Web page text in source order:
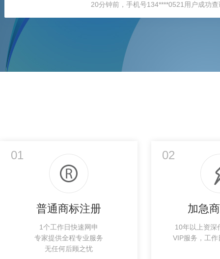
20分钟前，手机号134****0521用户成功
30分钟前，手机号150****7086用户成功
50分钟前，手机号134****0521用户成功
01
普通商标注册
1个工作日快速网申
专家提供全程专业服务
无任何后顾之忧
02
加急
10年以上资深
VIP服务，工